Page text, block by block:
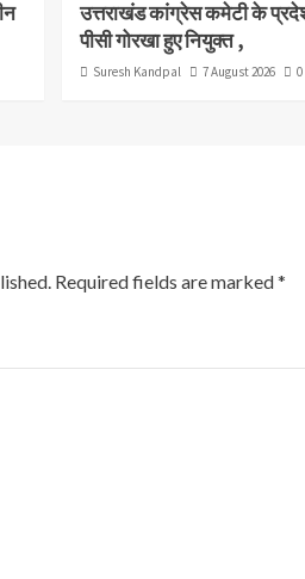
उत्तराखंड कांग्रेस कमेटी के
पीसी गोरखा हुए नियुक्त ,
Suresh Kandpal 7 August 2026 0
Required fields are marked*